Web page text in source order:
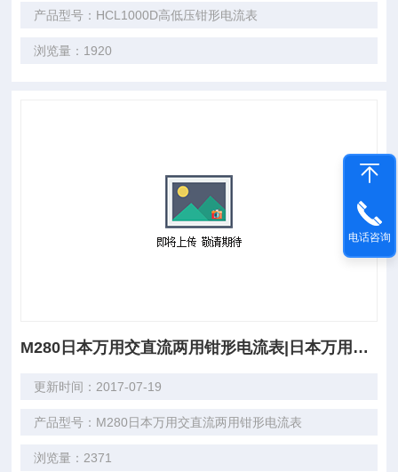
产品型号：HCL1000D高低压钳形电流表
浏览量：1920
M280日本万用交直流两用钳形电流表|日本万用MULTI1
更新时间：2017-07-19
产品型号：M280日本万用交直流两用钳形电流表
浏览量：2371
电话咨询